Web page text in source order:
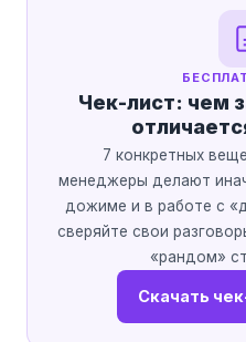
Чек-лист: чем
7 конкретных
менеджеры делают
дожиме и в работе с
сверяйте свои
«рандом»
Скачать